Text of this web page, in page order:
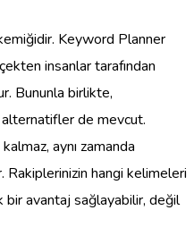
Keyword Planner
insanlar tarafından
Bununla birlikte,
alternatifler de mevcut.
aynı zamanda
Rakiplerinizin hangi kelimeleri
avantaj sağlayabilir, değil